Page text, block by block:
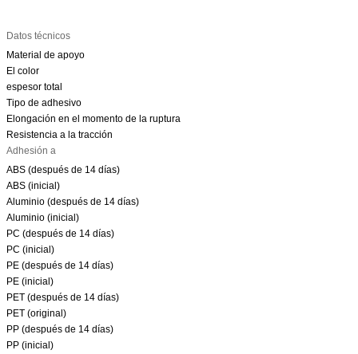
Datos técnicos
Material de apoyo
El color
espesor total
Tipo de adhesivo
Elongación en el momento de la ruptura
Resistencia a la tracción
Adhesión a
ABS (después de 14 días)
ABS (inicial)
Aluminio (después de 14 días)
Aluminio (inicial)
PC (después de 14 días)
PC (inicial)
PE (después de 14 días)
PE (inicial)
PET (después de 14 días)
PET (original)
PP (después de 14 días)
PP (inicial)